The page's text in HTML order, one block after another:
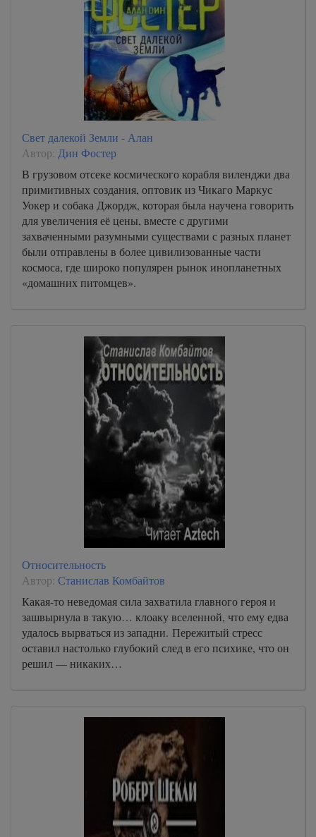
Свет далекой Земли - Алан
Автор: Дин Фостер
В грузовом отсеке космического корабля виленджи два
примитивных создания, оптовик из Чикаго Маркус
Уокер и собака Джордж, которая была научена говорить
для увеличения её цены, вместе с другими
захваченными разумными существами с разных планет
были отправлены в более цивилизованные части
космоса, где широко популярен рынок инопланетных
«домашних питомцев».
Относительность
Автор: Станислав Комбайтов
Какая-то неведомая сила захватила главного героя и
зашвырнула в такую… клоаку вселенной, что ему едва
удалось вырваться из западни. Пережитый стресс
оставил настолько глубокий след в его психике, что он
решил — никаких…